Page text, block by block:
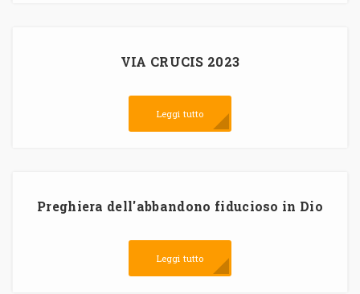
VIA CRUCIS 2023
Leggi tutto
Preghiera dell'abbandono fiducioso in Dio
Leggi tutto